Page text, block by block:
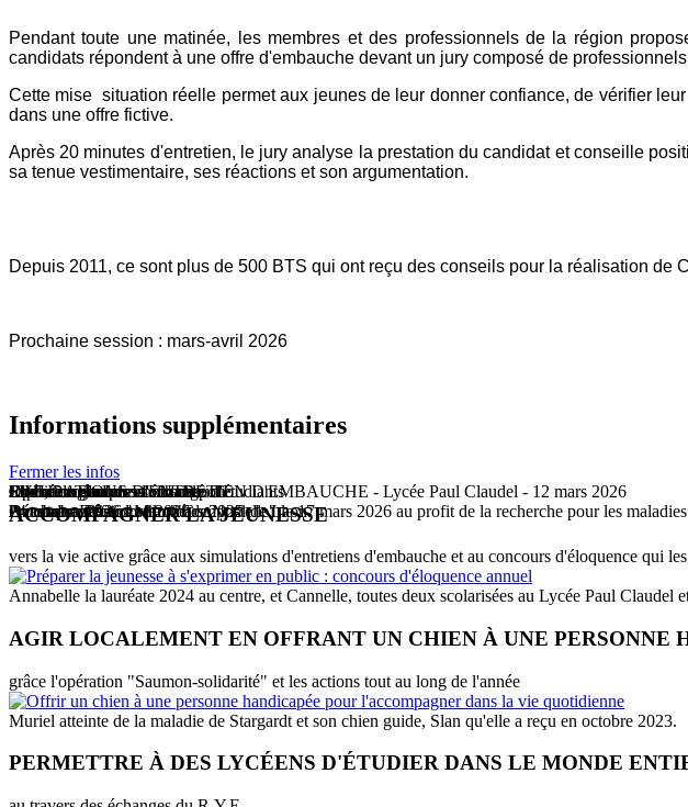
Pendant toute une matinée, les membres et des professionnels de la région
candidats répondent à une offre d'embauche devant un jury composé de
Cette mise situation réelle permet aux jeunes de leur donner confiance, de vérifier
dans une offre fictive.
Après 20 minutes d'entretien, le jury analyse la prestation du candidat et conseille
sa tenue vestimentaire, ses réactions et son argumentation.
Depuis 2011, ce sont plus de 500 BTS qui ont reçu des conseils pour la réalisation
Prochaine session : mars-avril 2026
Informations supplémentaires
Fermer les infos
Concours d'expression orale
Prochaine session : 1er mars 2025
RYE, Programme d'échange d'étudiants
SIMULATIONS D'ENTRETIEN D'EMBAUCHE - Lycée Paul Claudel - 12 mars 2026
Opération saumon-solidarité
Octobre - Décembre 2026
Journée mondiale contre la polio
24 octobre 2026
Chalet de gaufres et vin chaud
Décembre 2026 - Marché de Noël de Laon
Espoir en tête
Avant-première du film "Compostelle" le 17 mars 2026 au profit de la recherche pour les
ACCOMPAGNER LA JEUNESSE
vers la vie active grâce aux simulations d'entretiens d'embauche et au concours d'éloquence qui
Annabelle la lauréate 2024 au centre, et Cannelle, toutes deux scolarisées au Lycée Paul Claudel
AGIR LOCALEMENT EN OFFRANT UN CHIEN À UNE PERSONNE
grâce l'opération "Saumon-solidarité" et les actions tout au long de l'année
Muriel atteinte de la maladie de Stargardt et son chien guide, Slan qu'elle a reçu en octobre 2023.
PERMETTRE À DES LYCÉENS D'ÉTUDIER DANS LE MONDE